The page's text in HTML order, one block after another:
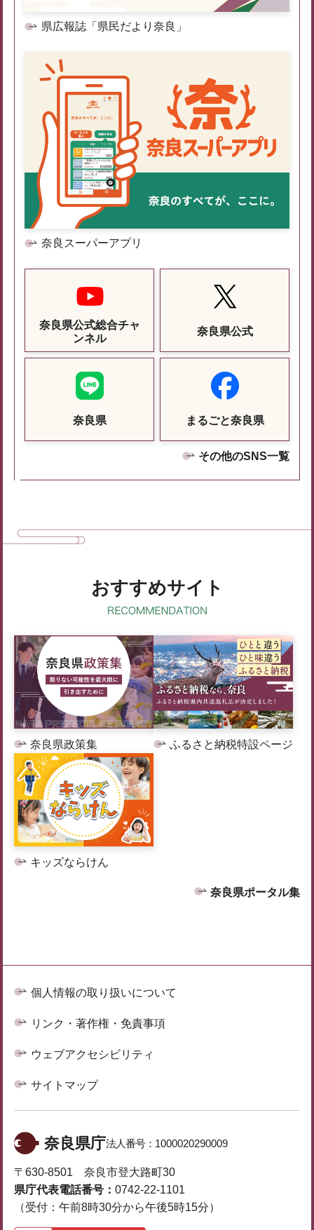
県広報誌「県民だより奈良」
奈良スーパーアプリ
奈良県公式総合チャ
ンネル
奈良県公式
奈良県 まるごと奈良県
その他のSNS一覧
おすすめサイト
奈良県政策集 ふるさと納税特設ページ
キッズならけん
奈良県ポータル集
個人情報の取り扱いについて
リンク・著作権・免責事項
ウェブアクセシビリティ
サイトマップ
奈良県庁法人番号： 1000020290009
〒630-8501 奈良市登大路町30
県庁代表電話番号： 0742-22-1101
（受付：午前8時30分から午後5時15分）